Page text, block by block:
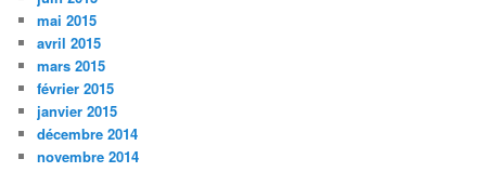
mai 2015
avril 2015
mars 2015
février 2015
janvier 2015
décembre 2014
novembre 2014